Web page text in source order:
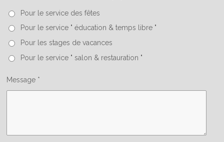
Pour le service des fêtes
Pour le service " éducation & temps libre "
Pour les stages de vacances
Pour le service " salon & restauration "
Message *